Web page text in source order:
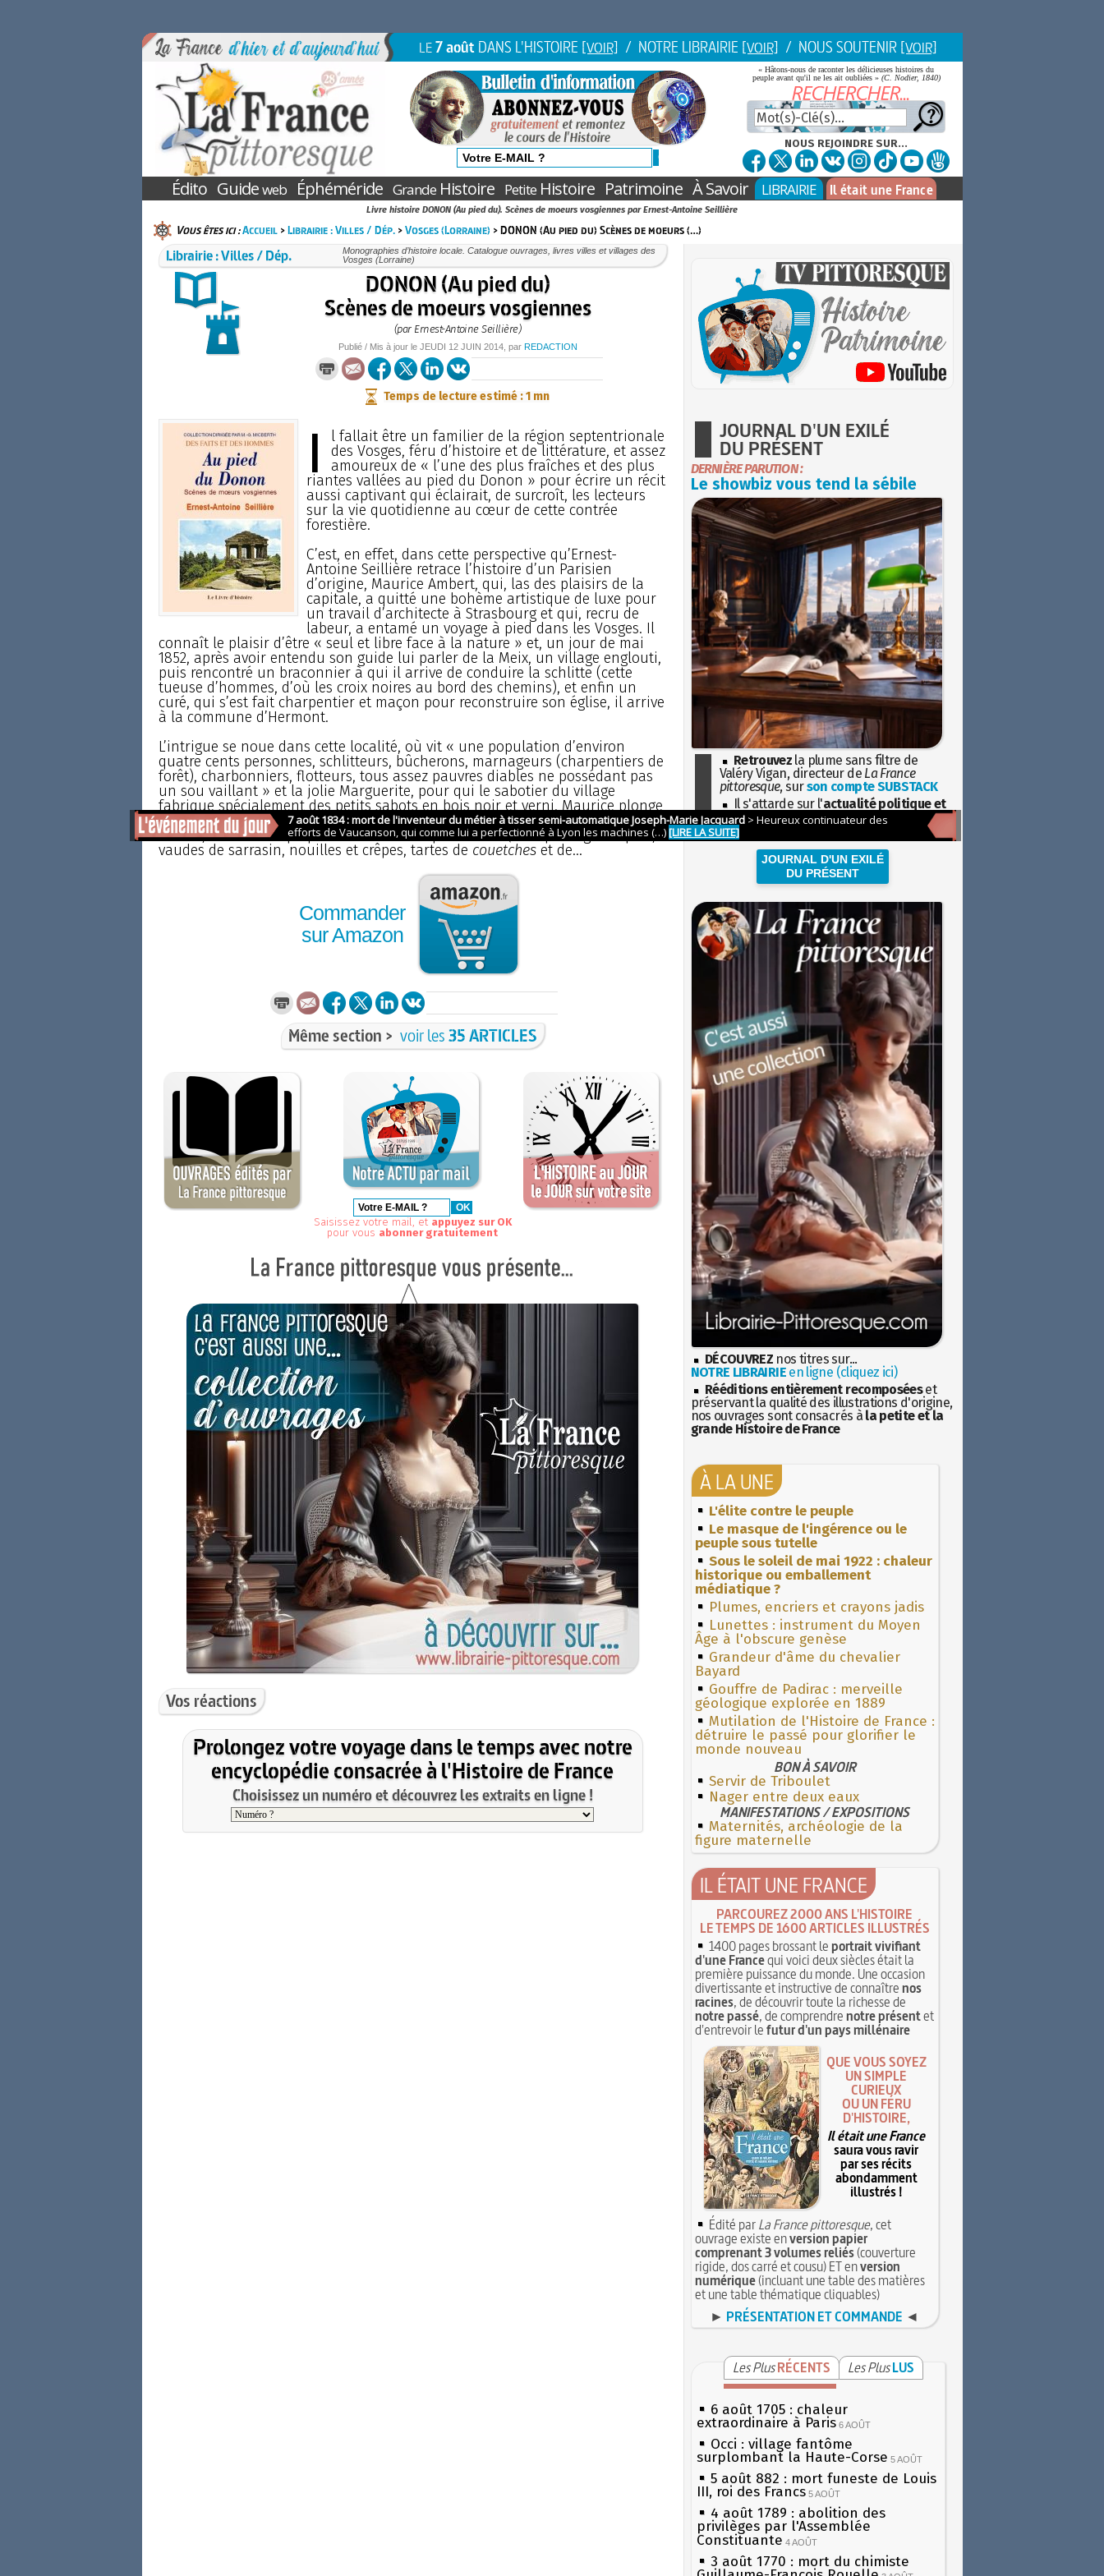
LE7 août DANS L'HISTOIRE [VOIR] / NOTRE LIBRAIRIE [VOIR] / NOUS SOUTENIR [VOIR]
« Hâtons-nous de raconter les délicieuses histoires du
peuple avant qu'il ne les ait oubliées » (C. Nodier, 1840)
NOUS REJOINDRE SUR...
Édito Guideweb Éphéméride GrandeHistoire PetiteHistoire Patrimoine À Savoir LIBRAIRIE Il était une France
Livre histoire DONON (Au pied du). Scènes de moeurs vosgiennes par Ernest-Antoine Seillière
Vous êtes ici :Accueil>Librairie : Villes / Dép.>Vosges (Lorraine) > DONON (Au pied du) Scènes de moeurs (…)
Librairie : Villes / Dép.
Monographies d’histoire locale. Catalogue ouvrages, livres villes et villages des
Vosges (Lorraine)
DONON (Au pied du)
Scènes de moeurs vosgiennes
(par Ernest-Antoine Seillière)
Publié / Mis à jour le JEUDI 12 JUIN 2014, par REDACTION
Temps de lecture estimé : 1 mn
I
l fallait être un familier de la région septentrionale
des Vosges, féru d’histoire et de littérature, et assez
amoureux de « l’une des plus fraîches et des plus
riantes vallées au pied du Donon » pour écrire un récit
aussi captivant qui éclairait, de surcroît, les lecteurs
sur la vie quotidienne au cœur de cette contrée
forestière.
C’est, en effet, dans cette perspective qu’Ernest-
Antoine Seillière retrace l’histoire d’un Parisien
d’origine, Maurice Ambert, qui, las des plaisirs de la
capitale, a quitté une bohème artistique de luxe pour
un travail d’architecte à Strasbourg et qui, recru de
labeur, a entamé un voyage à pied dans les Vosges. Il
connaît le plaisir d’être « seul et libre face à la nature » et, un jour de mai
1852, après avoir entendu son guide lui parler de la Meix, un village englouti,
puis rencontré un braconnier à qui il arrive de conduire la schlitte (cette
tueuse d’hommes, d’où les croix noires au bord des chemins), et enfin un
curé, qui s’est fait charpentier et maçon pour reconstruire son église, il arrive
à la commune d’Hermont.
L’intrigue se noue dans cette localité, où vit « une population d’environ
quatre cents personnes, schlitteurs, bûcherons, marnageurs (charpentiers de
forêt), charbonniers, flotteurs, tous assez pauvres diables ne possédant pas
un sou vaillant » et la jolie Marguerite, pour qui le sabotier du village
fabrique spécialement des petits sabots en bois noir et verni. Maurice plonge
dans cette vie âpre, dessine les plans du portail et de la tour de l’église pour
le curé, assiste à la préparation de la fête paroissiale (rôtis pantagruéliques,
vaudes de sarrasin, nouilles et crêpes, tartes de couetcheset de...
Commander
sur Amazon
Même section > voir les35 ARTICLES
Saisissez votre mail, et appuyez sur OK
pour vous abonner gratuitement
Vos réactions
Prolongez votre voyage dans le temps avec notre
encyclopédie consacrée à l'Histoire de France
Choisissez un numéro et découvrez les extraits en ligne !
JOURNAL D'UN EXILÉ
DU PRÉSENT
DERNIÈRE PARUTION :
Le showbiz vous tend la sébile
Retrouvez la plume sans filtre de
Valéry Vigan, directeur de La France
pittoresque, surson compte SUBSTACK
Il s'attarde sur l'actualité politique et
sociétaleavec la hauteur de vue de
l'Histoire
JOURNAL D'UN EXILÉ
DU PRÉSENT
DÉCOUVREZ nos titres sur...
NOTRE LIBRAIRIEen ligne (cliquez ici)
Rééditions entièrement recomposéeset
préservant la qualité des illustrations d'origine,
nos ouvrages sont consacrés à la petite et la
grande Histoire de France
À LA UNE
L'élite contre le peuple
Le masque de l'ingérence ou le
peuple sous tutelle
Sous le soleil de mai 1922 : chaleur
historique ou emballement
médiatique ?
Plumes, encriers et crayons jadis
Lunettes : instrument du Moyen
Âge à l'obscure genèse
Grandeur d'âme du chevalier
Bayard
Gouffre de Padirac : merveille
géologique explorée en 1889
Mutilation de l'Histoire de France :
détruire le passé pour glorifier le
monde nouveau
BON À SAVOIR
Servir de Triboulet
Nager entre deux eaux
MANIFESTATIONS / EXPOSITIONS
Maternités, archéologie de la
figure maternelle
IL ÉTAIT UNE FRANCE
PARCOUREZ 2000 ANS L'HISTOIRE
LE TEMPS DE 1600 ARTICLES ILLUSTRÉS
1400 pages brossant leportrait vivifiant
d'une Francequi voici deux siècles était la
première puissance du monde. Une occasion
divertissante et instructive de connaîtrenos
racines, de découvrir toute la richesse de
notre passé, de comprendrenotre présentet
d'entrevoir lefutur d'un pays millénaire
QUE VOUS SOYEZ
UN SIMPLE
CURIEUX
OU UN FÉRU
D'HISTOIRE,
Il était une France
saura vous ravir
par ses récits
abondamment
illustrés !
Édité parLa France pittoresque, cet
ouvrage existe enversion papier
comprenant 3 volumes reliés(couverture
rigide, dos carré et cousu) ET enversion
numérique(incluant une table des matières
et une table thématique cliquables)
► PRÉSENTATION ET COMMANDE ◄
Les Plus RÉCENTS Les Plus LUS
6 août 1705 : chaleur
extraordinaire à Paris 6 AOÛT
Occi : village fantôme
surplombant la Haute-Corse 5 AOÛT
5 août 882 : mort funeste de Louis
III, roi des Francs 5 AOÛT
4 août 1789 : abolition des
privilèges par l'Assemblée
Constituante 4 AOÛT
3 août 1770 : mort du chimiste